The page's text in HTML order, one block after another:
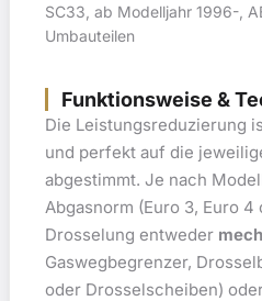
SC33, ab Modelljahr 1996-,
Umbauteilen
Funktionsweise &
Die Leistungsreduzierung
und perfekt auf die
abgestimmt. Je nach
Abgasnorm (Euro 3, Euro
Drosselung entweder
Gaswegbegrenzer,
oder Drosselscheiben)